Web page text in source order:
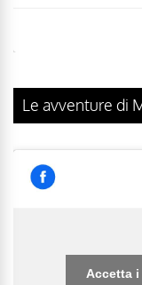
Le avventure di
Accetta